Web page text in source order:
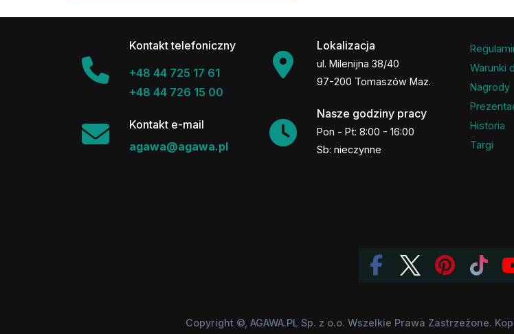
Kontakt telefoniczny
+48 44 725 17 61
+48 44 726 15 00
Kontakt e-mail
agawa@agawa.pl
Lokalizacja
ul. Milenijna 38/40
97-200 Tomaszów Maz.
Nasze godziny pracy
Pon - Pt: 8:00 - 16:00
Sb: nieczynne
Warunki
Nagrody
Historia
Targi
Copyright ©, AGAWA.PL Sp. z o.o. Wszelkie Prawa Zastrzeżone.